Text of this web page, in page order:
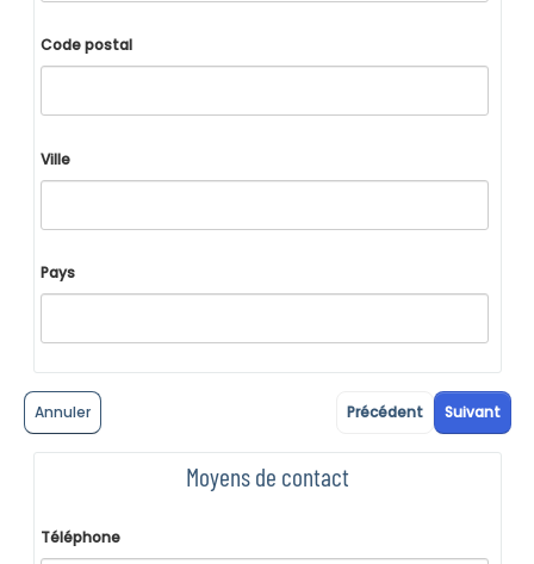
Code postal
Ville
Pays
Annuler Suivant
Précédent
Moyens de contact
Téléphone